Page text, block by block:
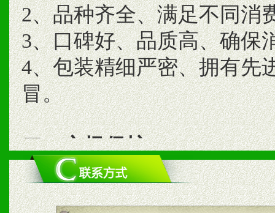
2、品种齐全、满足不同消
3、口碑好、品质高、确保
4、包装精细严密、拥有先
冒。
二、市场保护
1、统一市场价格；建立全
商利润。